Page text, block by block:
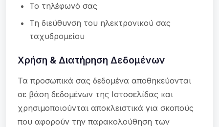
Το τηλέφωνό σας
Τη διεύθυνση του ηλεκτρονικού σας
ταχυδρομείου
Χρήση & Διατήρηση Δεδομένων
Τα προσωπικά σας δεδομένα αποθηκεύονται
σε βάση δεδομένων της Ιστοσελίδας και
χρησιμοποιούνται αποκλειστικά για σκοπούς
που αφορούν την παρακολούθηση των